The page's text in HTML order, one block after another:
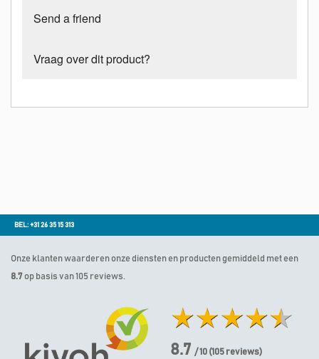
Send a friend
Vraag over dit product?
BEL: +31 26 35 15 313
Onze klanten waarderen onze diensten en producten gemiddeld met een
8.7 op basis van 105 reviews.
8.7 / 10 (105 reviews)